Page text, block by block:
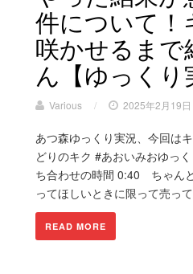
件について！
咲かせるまで
ん【ゆっくり
Various / 2025年2月19日
あつ森ゆっくり実況、今回は
どりのキク #あおいみおゆっ
ち合わせの時間 0:40 ちゃん
ってほしいときに限って売っ
READ MORE